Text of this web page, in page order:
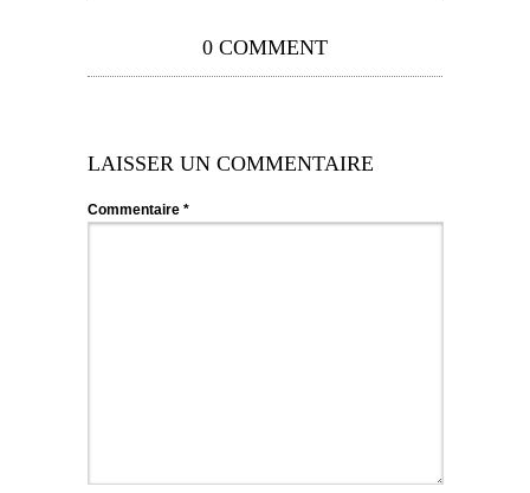
0 COMMENT
LAISSER UN COMMENTAIRE
Commentaire *